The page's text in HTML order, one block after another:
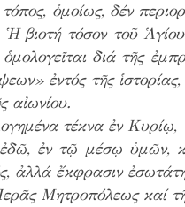
ὁμοίως, δέν
Ἡ βιοτή τόσον τοῦ
διά τῆς
ἐντός τῆς
αἰωνίου.
τέκνα ἐν Κυρίῳ,
ἐν τῷ μέσῳ ὑμῶν,
ἀλλά ἔκφρασιν
Μητροπόλεως καί